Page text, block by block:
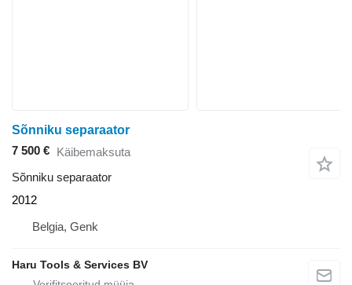
Sõnniku separaator
7 500 € Käibemaksuta
Sõnniku separaator
2012
Belgia, Genk
Haru Tools & Services BV